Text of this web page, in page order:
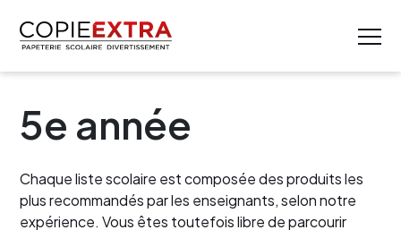
5e année
Chaque liste scolaire est composée des produits les
plus recommandés par les enseignants, selon notre
expérience. Vous êtes toutefois libre de parcourir